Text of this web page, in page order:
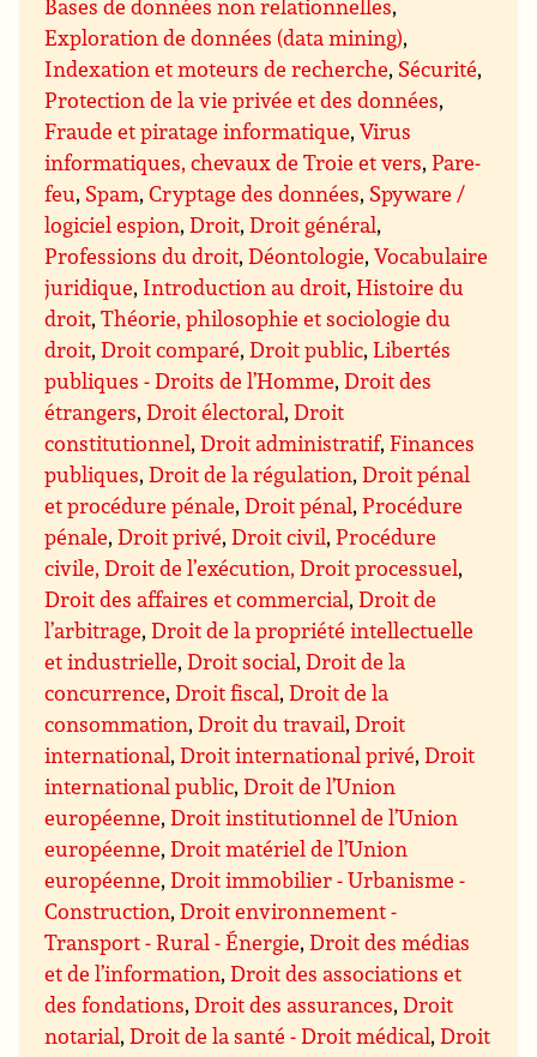
Exploration de données (data mining),
Indexation et moteurs de recherche, Sécurité,
Protection de la vie privée et des données,
Fraude et piratage informatique,Virus
informatiques, chevaux de Troie et vers,Pare-
feu, Spam,Cryptage des données, Spyware /
logiciel espion,Droit,Droit général,
Professions du droit,Déontologie,Vocabulaire
juridique, Introduction au droit,Histoire du
droit,Théorie, philosophie et sociologie du
droit,Droit comparé,Droit public,Libertés
publiques - Droits de l’Homme,Droit des
étrangers,Droit électoral,Droit
constitutionnel,Droit administratif,Finances
publiques,Droit de la régulation,Droit pénal
et procédure pénale,Droit pénal,Procédure
pénale,Droit privé,Droit civil,Procédure
civile, Droit de l’exécution, Droit processuel,
Droit des affaires et commercial,Droit de
l’arbitrage,Droit de la propriété intellectuelle
et industrielle,Droit social,Droit de la
concurrence,Droit fiscal,Droit de la
consommation,Droit du travail,Droit
international,Droit international privé,Droit
international public,Droit de l’Union
européenne,Droit institutionnel de l’Union
européenne,Droit matériel de l’Union
européenne,Droit immobilier - Urbanisme -
Construction,Droit environnement -
Transport - Rural - Énergie,Droit des médias
et de l’information,Droit des associations et
des fondations,Droit des assurances,Droit
notarial,Droit de la santé - Droit médical,Droit